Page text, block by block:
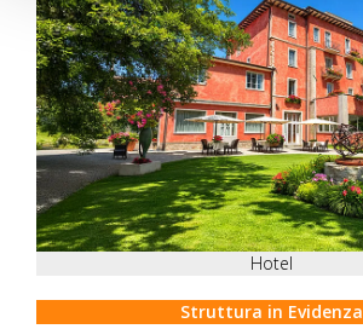
Hotel
Struttura in Evidenza